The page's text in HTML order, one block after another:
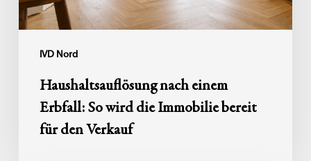
IVD Nord
bereit
für
Haushaltsauflösung nach einem
Erbfall: So wird die Immobilie bereit
für den Verkauf